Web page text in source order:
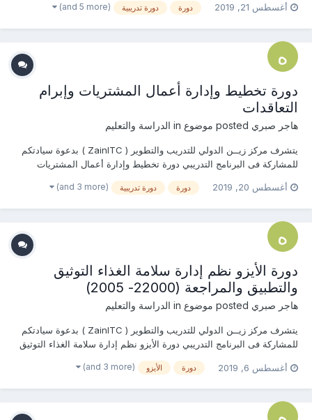
المالية,تحليل التدفق النقدي,إدارة الإستثمار,دراسات الجدوى,البنوك
أغسطس 21, 2019 دورة دورة تدريبية (and 5 more)
دورة تخطيط وإدارة أعمال المشتريات وإبرام
التعاقدات
هاجر صبري الدراسة والتعليم
يتشرف مركز زيــن الدولي للتدريب والتطوير ( ZainITC ) بدعوة سيادتكم
للمشاركة فى البرنامج التدريبي دورة تخطيط وإدارة أعمال المشتريات
منسقة التدريب : هاجــــر صبـــري جوال / وا...
أغسطس 20, 2019 دورة دورة تدريبية (and 3 more)
دورة الأيزو نظم إدارة سلامة الغذاء التوثيق
والتطبيق والمراجعة (22000- 2005)
هاجر صبري الدراسة والتعليم
يتشرف مركز زيــن الدولي للتدريب والتطوير ( ZainITC ) بدعوة سيادتكم
للمشاركة فى البرنامج التدريبي دورة الأيزو نظم إدارة سلامة الغذاء التوثيق
خلال التواصل معنا ... منسقة التدريب : هاج...
أغسطس 6, 2019 دورة الأيزو (and 3 more)